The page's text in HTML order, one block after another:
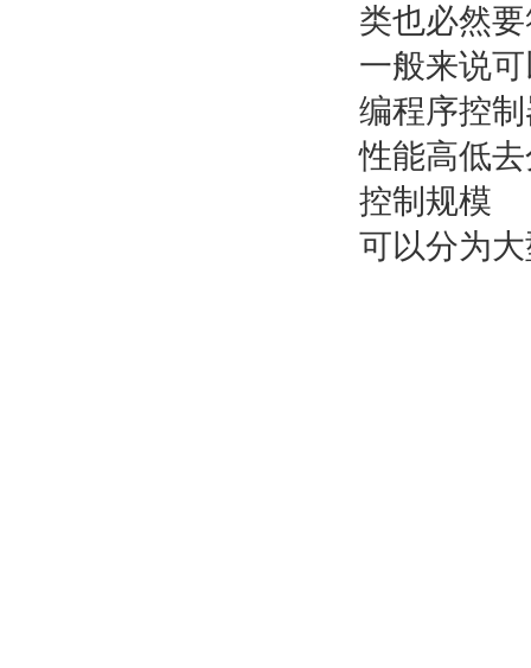
类也必然
一般来说
编程序控
性能高低
控制规模
可以分为